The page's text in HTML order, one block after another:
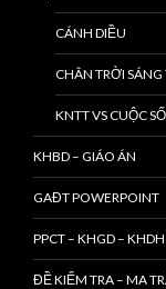
CÁNH DIỀU
CHÂN TRỜI SÁNG
KNTT VS CUỘC
KHBD – GIÁO ÁN
GAĐT POWERPOINT
PPCT – KHGD – KHDH
ĐỀ KIỂM TRA – MA